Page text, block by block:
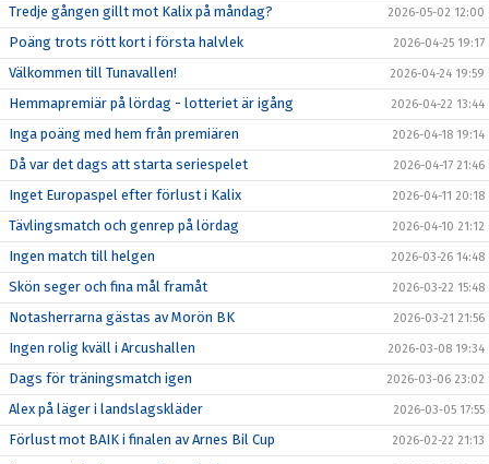
Tredje gången gillt mot Kalix på måndag? 2026-05-02 12:00
Poäng trots rött kort i första halvlek 2026-04-25 19:17
Välkommen till Tunavallen! 2026-04-24 19:59
Hemmapremiär på lördag - lotteriet är igång 2026-04-22 13:44
Inga poäng med hem från premiären 2026-04-18 19:14
Då var det dags att starta seriespelet 2026-04-17 21:46
Inget Europaspel efter förlust i Kalix 2026-04-11 20:18
Tävlingsmatch och genrep på lördag 2026-04-10 21:12
Ingen match till helgen 2026-03-26 14:48
Skön seger och fina mål framåt 2026-03-22 15:48
Notasherrarna gästas av Morön BK 2026-03-21 21:56
Ingen rolig kväll i Arcushallen 2026-03-08 19:34
Dags för träningsmatch igen 2026-03-06 23:02
Alex på läger i landslagskläder 2026-03-05 17:55
Förlust mot BAIK i finalen av Arnes Bil Cup 2026-02-22 21:13